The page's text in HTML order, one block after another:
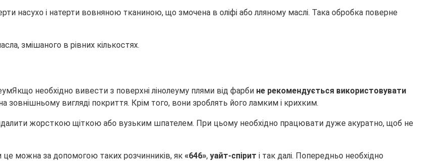
насухо і натерти вовняною тканиною, що змочена в оліфі або лляному маслі. Така обробка поверне
змішаного в рівних кількостях.
Якщо необхідно вивести з поверхні лінолеуму плями від фарби не рекомендується використовувати
зовнішньому вигляді покриття. Крім того, вони зроблять його ламким і крихким.
жорсткою щіткою або вузьким шпателем. При цьому необхідно працювати дуже акуратно, щоб не
можна за допомогою таких розчинників, як «646», уайт-спірит і так далі. Попередньо необхідно